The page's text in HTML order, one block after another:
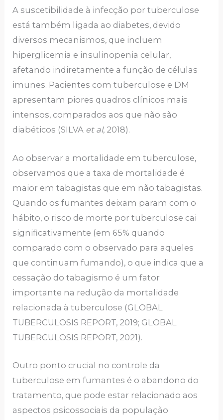
A suscetibilidade à infecção por tuberculose
está também ligada ao diabetes, devido
diversos mecanismos, que incluem
hiperglicemia e insulinopenia celular,
afetando indiretamente a função de células
imunes. Pacientes com tuberculose e DM
apresentam piores quadros clínicos mais
intensos, comparados aos que não são
diabéticos (SILVA et al, 2018).
Ao observar a mortalidade em tuberculose,
observamos que a taxa de mortalidade é
maior em tabagistas que em não tabagistas.
Quando os fumantes deixam param com o
hábito, o risco de morte por tuberculose cai
significativamente (em 65% quando
comparado com o observado para aqueles
que continuam fumando), o que indica que a
cessação do tabagismo é um fator
importante na redução da mortalidade
relacionada à tuberculose (GLOBAL
TUBERCULOSIS REPORT, 2019; GLOBAL
TUBERCULOSIS REPORT, 2021).
Outro ponto crucial no controle da
tuberculose em fumantes é o abandono do
tratamento, que pode estar relacionado aos
aspectos psicossociais da população